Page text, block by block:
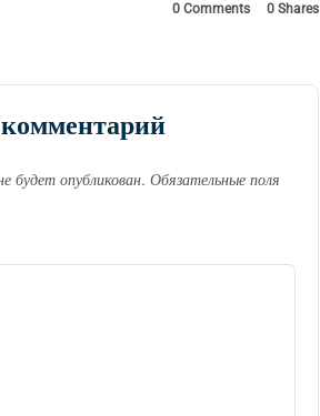
0 Comments 0 Shares
будет опубликован. Обязательные поля